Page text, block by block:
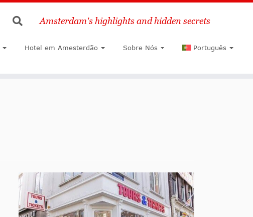
Pesquisar
Amsterdam's highlights and hidden secrets
Hotel em Amesterdão Sobre Nós Português